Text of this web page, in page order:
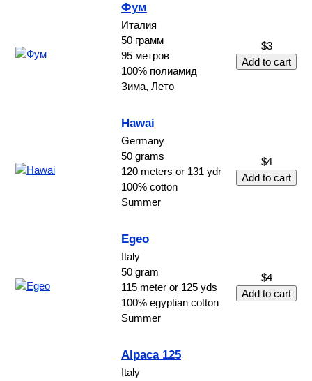
Фум
Италия
50 грамм
95 метров
100% полиамид
Зима, Лето
$3
Hawai
Germany
50 grams
120 meters or 131 ydr
100% cotton
Summer
$4
Egeo
Italy
50 gram
115 meter or 125 yds
100% egyptian cotton
Summer
$4
Alpaca 125
Italy